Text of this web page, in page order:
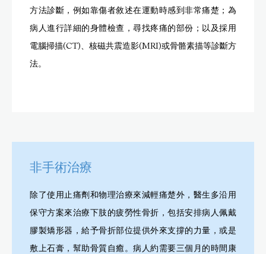
方法診斷，例如靠傷者敘述在運動時感到非常痛楚；為
病人進行詳細的身體檢查，尋找疼痛的部份；以及採用
電腦掃描(CT)、核磁共震造影(MRI)或骨骼素描等診斷方
法。
非手術治療
除了使用止痛劑和物理治療來減輕痛楚外，醫生多沿用
保守方案來治療下肢的疲勞性骨折，包括安排病人佩戴
膠製矯形器，給予骨折部位提供外來支撐的力量，或是
敷上石膏，幫助骨質自癒。病人約需要三個月的時間康